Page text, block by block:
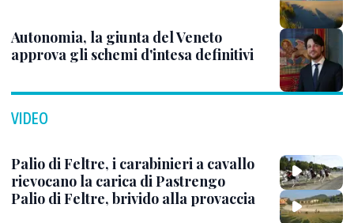
Autonomia, la giunta del Veneto
approva gli schemi d'intesa definitivi
VIDEO
Palio di Feltre, i carabinieri a cavallo
rievocano la carica di Pastrengo
Palio di Feltre, brivido alla provaccia